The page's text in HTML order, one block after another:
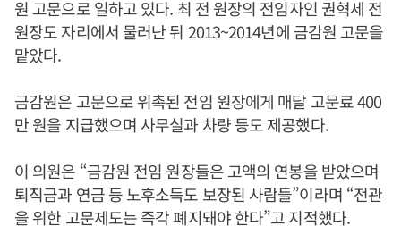
원 고문으로 일하고 있다. 최 전 원장의 전임자인 권혁세 전
원장도 자리에서 물러난 뒤 2013~2014년에 금감원 고문을
맡았다.
금감원은 고문으로 위촉된 전임 원장에게 매달 고문료 400
만 원을 지급했으며 사무실과 차량 등도 제공했다.
이 의원은 “금감원 전임 원장들은 고액의 연봉을 받았으며
퇴직금과 연금 등 노후소득도 보장된 사람들”이라며 “전관
을 위한 고문제도는 즉각 폐지돼야 한다”고 지적했다.